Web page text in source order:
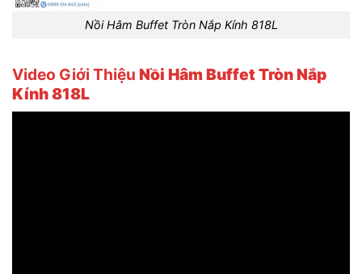
Nồi Hâm Buffet Tròn Nắp Kính 818L
Video Giới Thiệu Nồi Hâm Buffet Tròn Nắp
Kính 818L